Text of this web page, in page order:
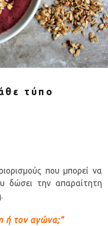
τύπο
που μπορεί να
δώσει την απαραίτητη
ή τον αγώνα;”